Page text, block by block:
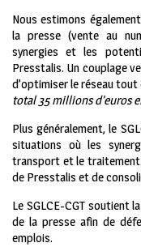
Nous estimons
la presse (vente au
synergies et les
Presstalis. Un couplage
d’optimiser le réseau
total 35millions d’euros
Plus généralement, le
situations où les
transport et le
de Presstalis et de
Le SGLCE-CGT soutient
de la presse afin de
emplois.